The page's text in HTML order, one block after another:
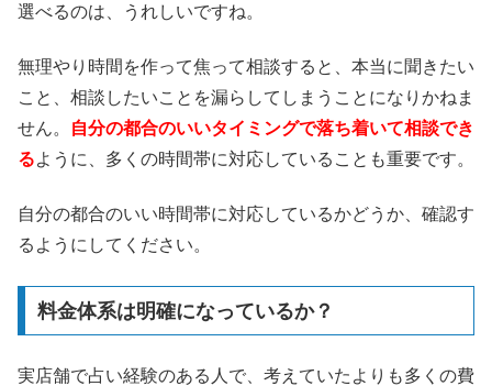
選べるのは、うれしいですね。
無理やり時間を作って焦って相談すると、本当に聞きたい
こと、相談したいことを漏らしてしまうことになりかねま
せん。
自分の都合のいいタイミングで落ち着いて相談でき
るように、多くの時間帯に対応していることも重要です。
自分の都合のいい時間帯に対応しているかどうか、確認す
るようにしてください。
料金体系は明確になっているか？
実店舗で占い経験のある人で、考えていたよりも多くの費